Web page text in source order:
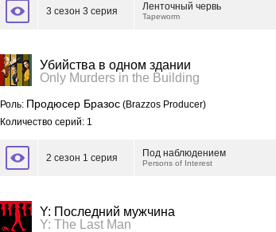
3 сезон 3 серия Ленточный червь
Tapeworm
Убийства в одном здании
Only Murders in the Building
Роль: Продюсер Бразос (Brazzos Producer)
Количество серий: 1
2 сезон 1 серия Под наблюдением
Persons of Interest
Y: Последний мужчина
Y: The Last Man